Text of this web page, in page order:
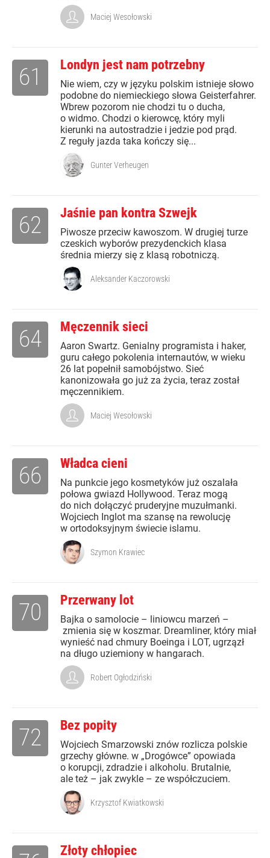
Maciej Wesołowski
Londyn jest nam potrzebny
Nie wiem, czy w języku polskim istnieje słowo
podobne do niemieckiego słowa Geisterfahrer.
Wbrew pozorom nie chodzi tu o ducha,
o widmo. Chodzi o kierowcę, który myli
kierunki na autostradzie i jedzie pod prąd.
Z reguły jazda taka kończy się...
61
Gunter Verheugen
Jaśnie pan kontra Szwejk
Piwosze przeciw kawoszom. W drugiej turze
czeskich wyborów prezydenckich klasa
średnia mierzy się z klasą robotniczą.
62
Aleksander Kaczorowski
Męczennik sieci
Aaron Swartz. Genialny programista i haker,
guru całego pokolenia internautów, w wieku
26 lat popełnił samobójstwo. Sieć
kanonizowała go już za życia, teraz został
męczennikiem.
64
Maciej Wesołowski
Władca cieni
Na punkcie jego kosmetyków już oszalała
połowa gwiazd Hollywood. Teraz mogą
do nich dołączyć pruderyjne muzułmanki.
Wojciech Inglot ma szansę na rewolucję
w ortodoksyjnym świecie islamu.
66
Szymon Krawiec
Przerwany lot
Bajka o samolocie – liniowcu marzeń –
zmienia się w koszmar. Dreamliner, który miał
wynieść nad chmury Boeinga i LOT, ugrzązł
na długo uziemiony w hangarach.
70
Robert Ogłodziński
Bez popity
Wojciech Smarzowski znów rozlicza polskie
grzechy główne. w „Drogówce” opowiada
o korupcji, zdradzie i alkoholu. Brutalnie,
ale też – jak zwykle – ze współczuciem.
72
Krzysztof Kwiatkowski
Złoty chłopiec